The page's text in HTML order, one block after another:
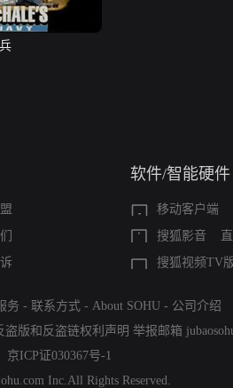
软件/智能硬件
移动客户端
搜狐影音
搜狐视频TV
务 - 联系方式 - About SOHU - 公司介绍
盗版和反盗链权利声明 举报邮箱
京ICP证030367号-1
Inc.All Rights Reserved.